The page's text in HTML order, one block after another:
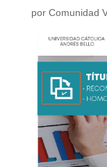
por Comunidad